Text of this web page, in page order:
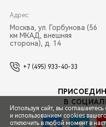
Адрес:
Москва, ул. Горбунова (56
км МКАД, внешняя
сторона), д. 14
+7 (495) 933-40-33
В
Используя сайт, вы соглашаетесь
и использованием cookies
отключить в любой момент в